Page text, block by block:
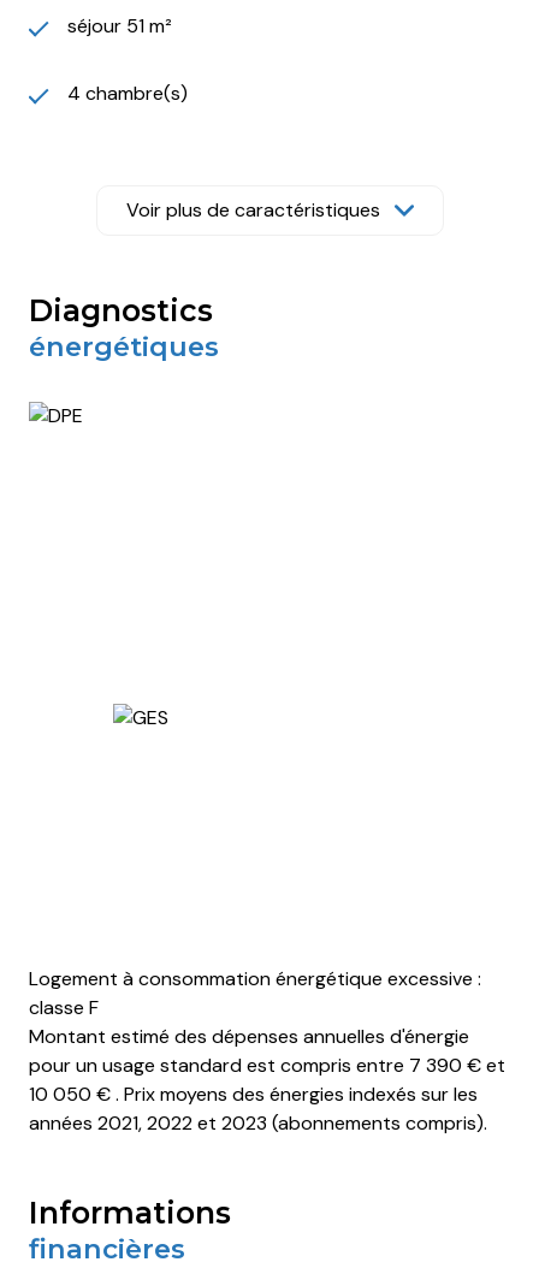
séjour 51 m²
4 chambre(s)
1 salle(s) d'eau
construit en 1950
cuisine séparée (équipée)
Chauffage individuel : chaudière (fioul)
1 niveau(x)
accès handicapé
Voir plus de caractéristiques
diagnostics
énergétiques
Logement à consommation énergétique excessive :
classe F
Montant estimé des dépenses annuelles d'énergie
pour un usage standard est compris entre 7 390 € et
10 050 € . Prix moyens des énergies indexés sur les
années 2021, 2022 et 2023 (abonnements compris).
informations
financières